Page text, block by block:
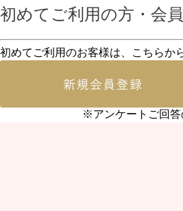
初めてご利用の方・会
初めてご利用のお客様は、こちらか
※アンケートご回答